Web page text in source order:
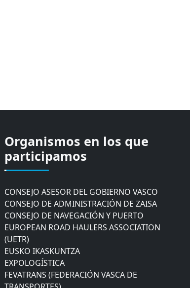
Organismos en los que
participamos
CÁMARA DE COMERCIO DE GIPUZKOA
COMISIÓN ASESORA DE MOVILIDAD DEL
AYUNTAMIENTO DE DONOSTIA
CONSEJO ASESOR DEL GOBIERNO VASCO
CONSEJO DE ADMINISTRACIÓN DE ZAISA
CONSEJO DE NAVEGACIÓN Y PUERTO
EUROPEAN ROAD HAULERS ASSOCIATION
(UETR)
EUSKO IKASKUNTZA
EXPOLOGÍSTICA
FEVATRANS (FEDERACIÓN VASCA DE
TRANSPORTES)